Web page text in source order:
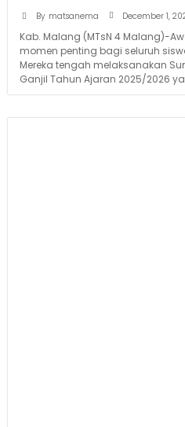
By matsanema December 1,
Kab. Malang (MTsN 4 Malang)-
momen penting bagi seluruh
Mereka tengah melaksanakan
Ganjil Tahun Ajaran 2025/2026